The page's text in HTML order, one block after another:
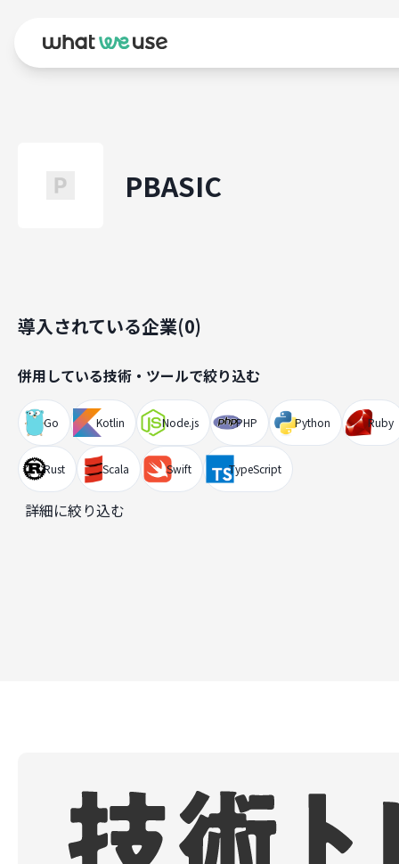
PBASIC
導入されている企業(0)
併用している技術・ツールで絞り込む
Go Kotlin Node.js PHP Python Ruby
Rust Scala Swift TypeScript
詳細に絞り込む